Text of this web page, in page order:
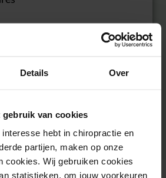
Details Over
gebruik van cookies
hebt in chiropractie en
partijen, maken op onze
cookies. Wij gebruiken cookies
statistieken, om jouw voorkeuren
het leveren van fysieke en
op je werk